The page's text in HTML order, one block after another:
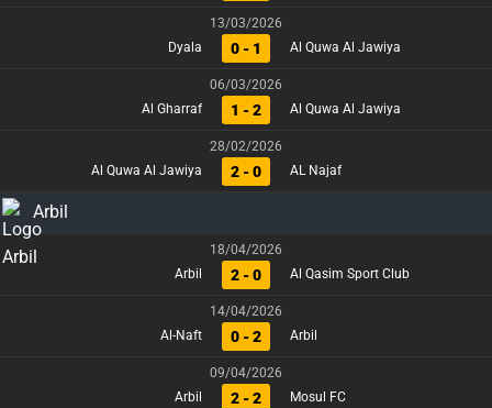
13/03/2026
Dyala
0 - 1 Al Quwa Al Jawiya
06/03/2026
Al Gharraf
1 - 2 Al Quwa Al Jawiya
28/02/2026
Al Quwa Al Jawiya
2 - 0 AL Najaf
Arbil
18/04/2026
Arbil
2 - 0 Al Qasim Sport Club
14/04/2026
Al-Naft
0 - 2 Arbil
09/04/2026
Arbil
2 - 2 Mosul FC